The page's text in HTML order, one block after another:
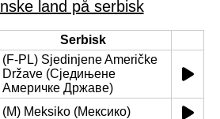
land på serbisk
Serbisk
(F-PL) Sjedinjene Američke
Države (Сједињене
Америчке Државе)
(M) Meksiko (Мексико)